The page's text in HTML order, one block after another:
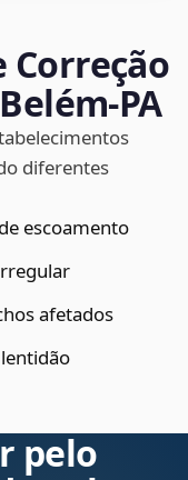
diferentes
escoamento
afetados
pelo